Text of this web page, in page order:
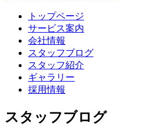
トップページ
サービス案内
会社情報
スタッフブログ
スタッフ紹介
ギャラリー
採用情報
スタッフブログ